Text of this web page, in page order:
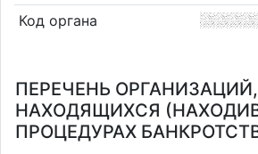
Код органа
ПЕРЕЧЕНЬ ОРГАНИЗАЦИЙ,
НАХОДЯЩИХСЯ
ПРОЦЕДУРАХ